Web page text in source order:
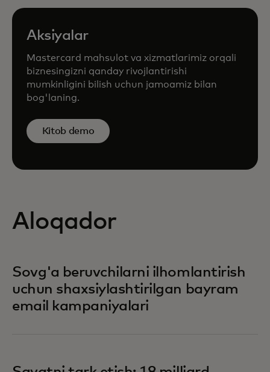
Aksiyalar
Mastercard mahsulot va xizmatlarimiz orqali
biznesingizni qanday rivojlantirishi
mumkinligini bilish uchun jamoamiz bilan
bog'laning.
Kitob demo
Aloqador
Sovg'a beruvchilarni ilhomlantirish
uchun shaxsiylashtirilgan bayram
email kampaniyalari